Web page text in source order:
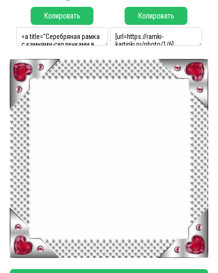
Копировать Копировать